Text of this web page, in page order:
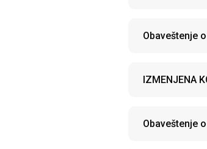
Obaveštenje
IZMENJENA
Obaveštenje